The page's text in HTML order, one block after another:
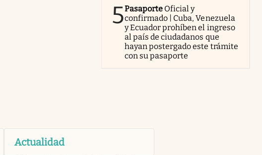
5Pasaporte Oficial y
confirmado | Cuba, Venezuela
y Ecuador prohíben el ingreso
al país de ciudadanos que
hayan postergado este trámite
con su pasaporte
Actualidad